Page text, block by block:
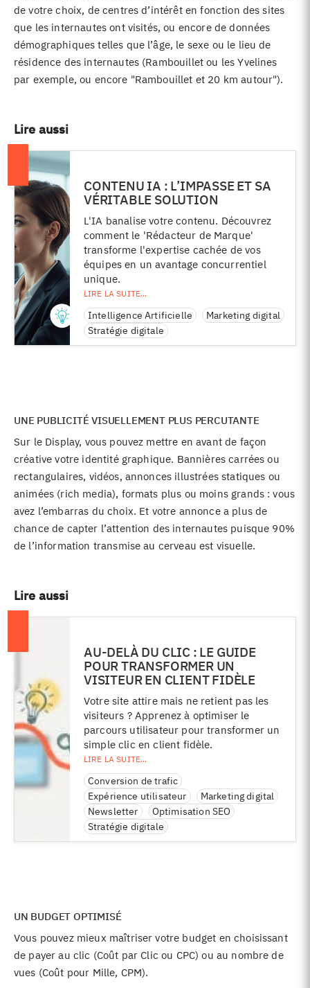
de votre choix, de centres d’intérêt en fonction des sites
que les internautes ont visités, ou encore de données
démographiques telles que l’âge, le sexe ou le lieu de
résidence des internautes (Rambouillet ou les Yvelines
par exemple, ou encore "Rambouillet et 20 km autour").
Lire aussi
CONTENU IA : L’IMPASSE ET SA
VÉRITABLE SOLUTION
L'IA banalise votre contenu. Découvrez
comment le 'Rédacteur de Marque'
transforme l'expertise cachée de vos
équipes en un avantage concurrentiel
unique.
Intelligence Artificielle
Marketing digital
Stratégie digitale
UNE PUBLICITÉ VISUELLEMENT PLUS PERCUTANTE
Sur le Display, vous pouvez mettre en avant de façon
créative votre identité graphique. Bannières carrées ou
rectangulaires, vidéos, annonces illustrées statiques ou
animées (rich media), formats plus ou moins grands : vous
avez l’embarras du choix. Et votre annonce a plus de
chance de capter l’attention des internautes puisque 90%
de l’information transmise au cerveau est visuelle.
Lire aussi
AU-DELÀ DU CLIC : LE GUIDE
POUR TRANSFORMER UN
VISITEUR EN CLIENT FIDÈLE
Votre site attire mais ne retient pas les
visiteurs ? Apprenez à optimiser le
parcours utilisateur pour transformer un
simple clic en client fidèle.
Conversion de trafic
Expérience utilisateur
Marketing digital
Newsletter
Optimisation SEO
Stratégie digitale
UN BUDGET OPTIMISÉ
Vous pouvez mieux maîtriser votre budget en choisissant
de payer au clic (Coût par Clic ou CPC) ou au nombre de
vues (Coût pour Mille, CPM).